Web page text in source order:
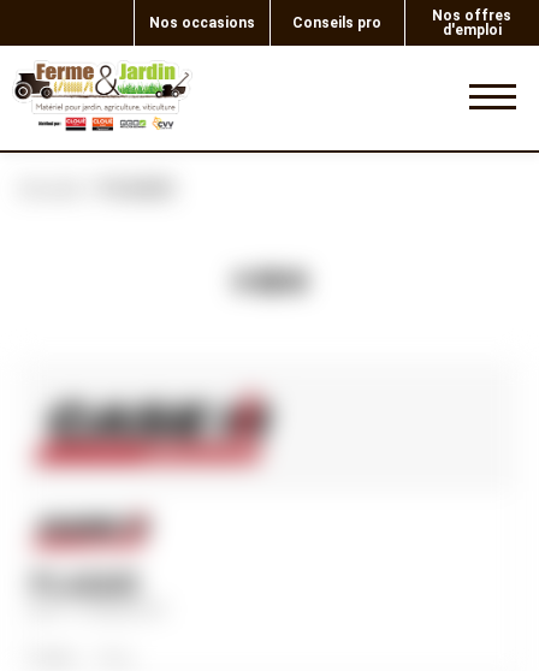
Nos occasions Conseils pro
Nos offres
d'emploi
3156401R1